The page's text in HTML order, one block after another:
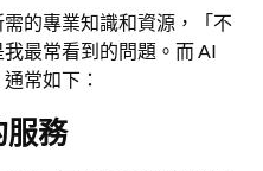
的專業知識和資源，「不
最常看到的問題。而 AI
常如下：
服務